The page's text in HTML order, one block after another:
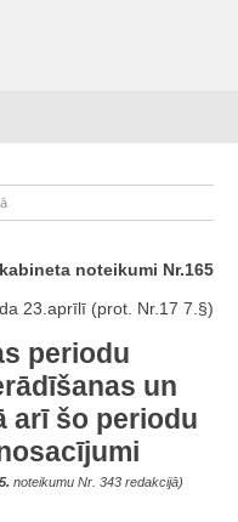
noteikumi Nr.165
23.aprīlī (prot. Nr.17 7.§)
periodu
un
arī šo periodu
noteikumu Nr. 343 redakcijā)